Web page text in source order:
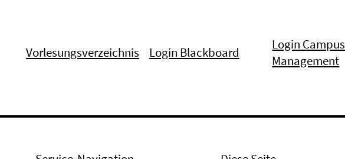
Vorlesungsverzeichnis Login Blackboard
Login Campus
Management